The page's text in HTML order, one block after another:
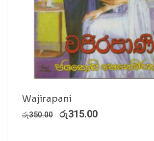
Wajirapani
රු350.00 රු315.00